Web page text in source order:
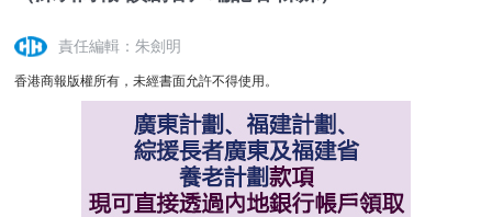
責任編輯：朱劍明
香港商報版權所有，未經書面允許不得使用。